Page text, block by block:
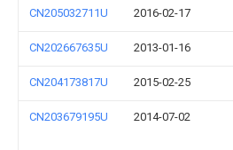
CN205032711U 2016-02-17
CN202667635U 2013-01-16
CN204173817U 2015-02-25
CN203679195U 2014-07-02